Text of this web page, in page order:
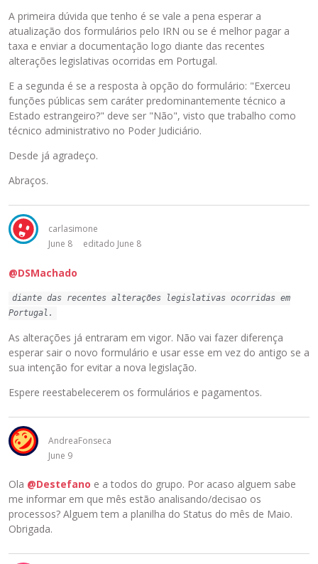
A primeira dúvida que tenho é se vale a pena esperar a
atualização dos formulários pelo IRN ou se é melhor pagar a
taxa e enviar a documentação logo diante das recentes
alterações legislativas ocorridas em Portugal.
E a segunda é se a resposta à opção do formulário: "Exerceu
funções públicas sem caráter predominantemente técnico a
Estado estrangeiro?" deve ser "Não", visto que trabalho como
técnico administrativo no Poder Judiciário.
Desde já agradeço.
Abraços.
carlasimone
June 8
editado June 8
@DSMachado
diante das recentes alterações legislativas ocorridas em
Portugal.
As alterações já entraram em vigor. Não vai fazer diferença
esperar sair o novo formulário e usar esse em vez do antigo se a
sua intenção for evitar a nova legislação.
Espere reestabelecerem os formulários e pagamentos.
AndreaFonseca
June 9
Ola @Destefano e a todos do grupo. Por acaso alguem sabe
me informar em que mês estão analisando/decisao os
processos? Alguem tem a planilha do Status do mês de Maio.
Obrigada.